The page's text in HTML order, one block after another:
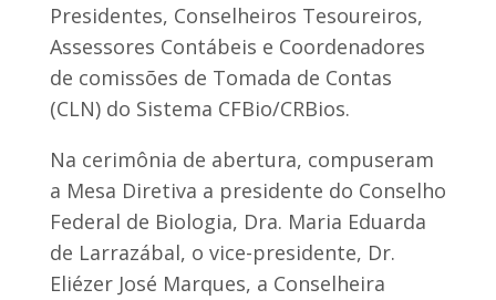
Presidentes, Conselheiros Tesoureiros,
Assessores Contábeis e Coordenadores
de comissões de Tomada de Contas
(CLN) do Sistema CFBio/CRBios.
Na cerimônia de abertura, compuseram
a Mesa Diretiva a presidente do Conselho
Federal de Biologia, Dra. Maria Eduarda
de Larrazábal, o vice-presidente, Dr.
Eliézer José Marques, a Conselheira